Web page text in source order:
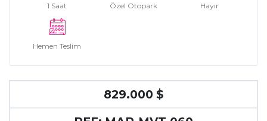
1 Saat Özel Otopark Hayır
Hemen Teslim
829.000 $